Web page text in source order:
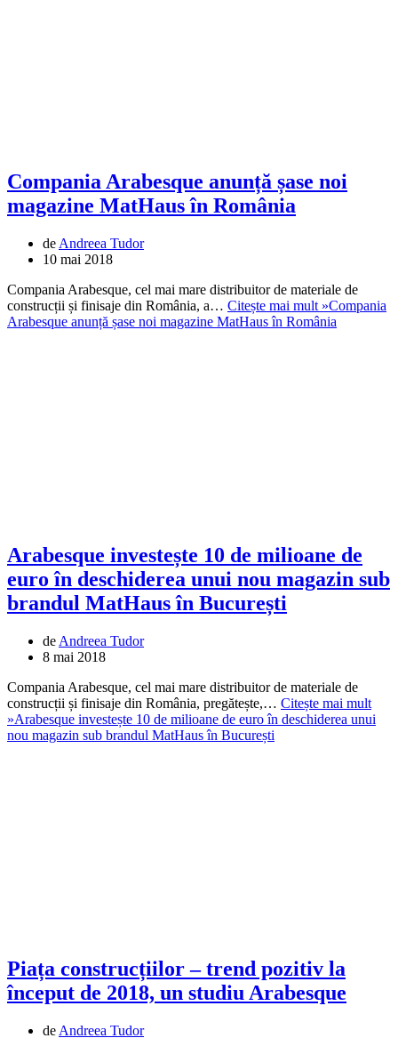
Compania Arabesque anunță șase noi
magazine MatHaus în România
de Andreea Tudor
10 mai 2018
Compania Arabesque, cel mai mare distribuitor de materiale de
construcții și finisaje din România, a… Citește mai mult »Compania
Arabesque anunță șase noi magazine MatHaus în România
Arabesque investește 10 de milioane de
euro în deschiderea unui nou magazin sub
brandul MatHaus în București
de Andreea Tudor
8 mai 2018
Compania Arabesque, cel mai mare distribuitor de materiale de
construcții și finisaje din România, pregătește,… Citește mai mult
»Arabesque investește 10 de milioane de euro în deschiderea unui
nou magazin sub brandul MatHaus în București
Piața construcțiilor – trend pozitiv la
început de 2018, un studiu Arabesque
de Andreea Tudor